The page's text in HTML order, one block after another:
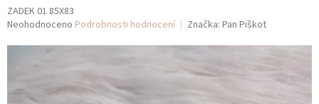
ZADEK 01 85X83
Průměrné
Neohodnoceno Podrobnosti hodnocení Značka: Pan Piškot